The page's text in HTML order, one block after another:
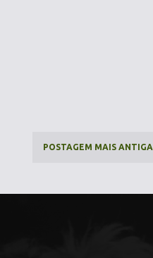
POSTAGEM MAIS ANTIGA